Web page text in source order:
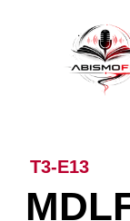
T3-E13